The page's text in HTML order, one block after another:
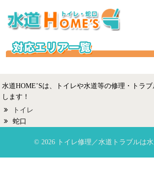
水道HOME’Sは、トイレや水道等の修理・トラ
します！
トイレ
蛇口
© 2026 トイレ修理／水道トラブルは水